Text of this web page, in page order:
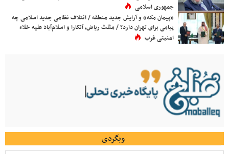
جمهوری اسلامی
«پیمان مکه» و آرایش جدید منطقه / ائتلاف نظامی جدید اسلامی چه
پیامی برای تهران دارد؟ / مثلث ریاض، آنکارا و اسلام‌آباد علیه خلاء
امنیتی غرب
وبگردی